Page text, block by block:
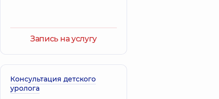
Запись на услугу
Консультация детского
уролога